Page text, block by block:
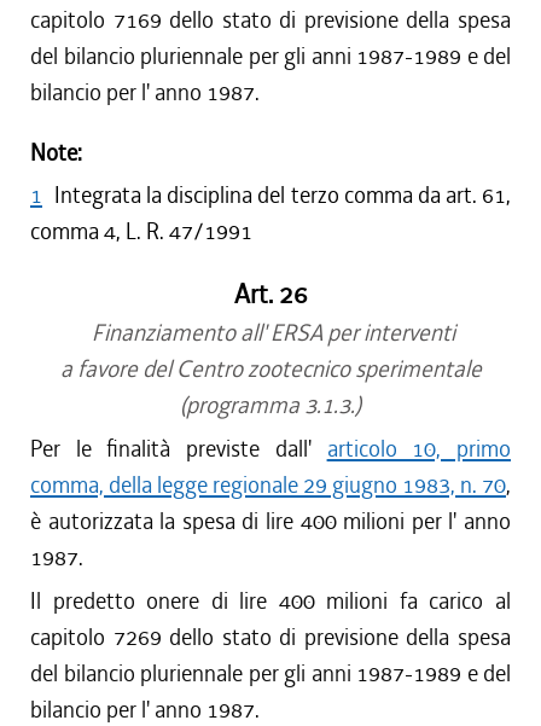
capitolo 7169 dello stato di previsione della spesa
del bilancio pluriennale per gli anni 1987-1989 e del
bilancio per l' anno 1987.
Note:
1 Integrata la disciplina del terzo comma da art. 61,
comma 4, L. R. 47/1991
Art. 26
Finanziamento all' ERSA per interventi
a favore del Centro zootecnico sperimentale
(programma 3.1.3.)
Per le finalità previste dall' articolo 10, primo
comma, della legge regionale 29 giugno 1983, n. 70,
è autorizzata la spesa di lire 400 milioni per l' anno
1987.
Il predetto onere di lire 400 milioni fa carico al
capitolo 7269 dello stato di previsione della spesa
del bilancio pluriennale per gli anni 1987-1989 e del
bilancio per l' anno 1987.